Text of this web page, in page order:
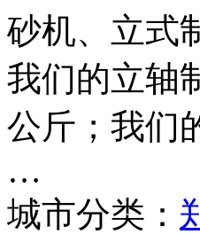
砂机、立式
我们的立轴
公斤；我们
…
城市分类：